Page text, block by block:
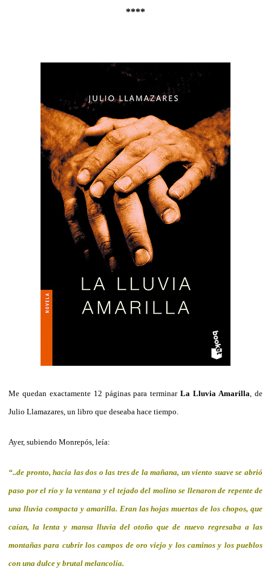
****
Me quedan exactamente 12 páginas para terminarLa Lluvia Amarilla , de
Julio Llamazares, un libro que deseaba hace tiempo.
Ayer, subiendo Monrepós, leía:
“..de pronto, hacia las dos o las tres de la mañana, un viento suave se abrió
paso por el río y la ventana y el tejado del molino se llenaron de repente de
una lluvia compacta y amarilla. Eran las hojas muertas de los chopos, que
caían, la lenta y mansa lluvia del otoño que de nuevo regresaba a las
montañas para cubrir los campos de oro viejo y los caminos y los pueblos
con una dulce y brutal melancolía.